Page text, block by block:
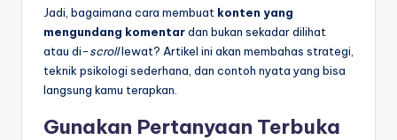
Jadi, bagaimana cara membuat konten yang
mengundang komentardan bukan sekadar dilihat
atau di-scrolllewat? Artikel ini akan membahas strategi,
teknik psikologi sederhana, dan contoh nyata yang bisa
langsung kamu terapkan.
Gunakan Pertanyaan Terbuka